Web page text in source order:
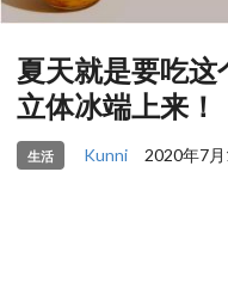
夏天就是要吃
立体冰端上来！
生活 Kunni 2020年7